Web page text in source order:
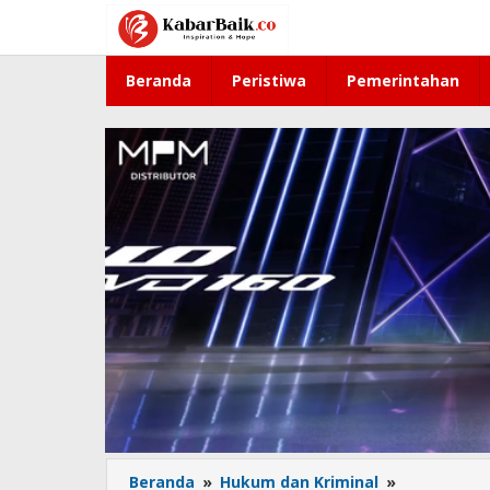
konten
Beranda Peristiwa Pemerintahan
Beranda » Hukum dan Kriminal »